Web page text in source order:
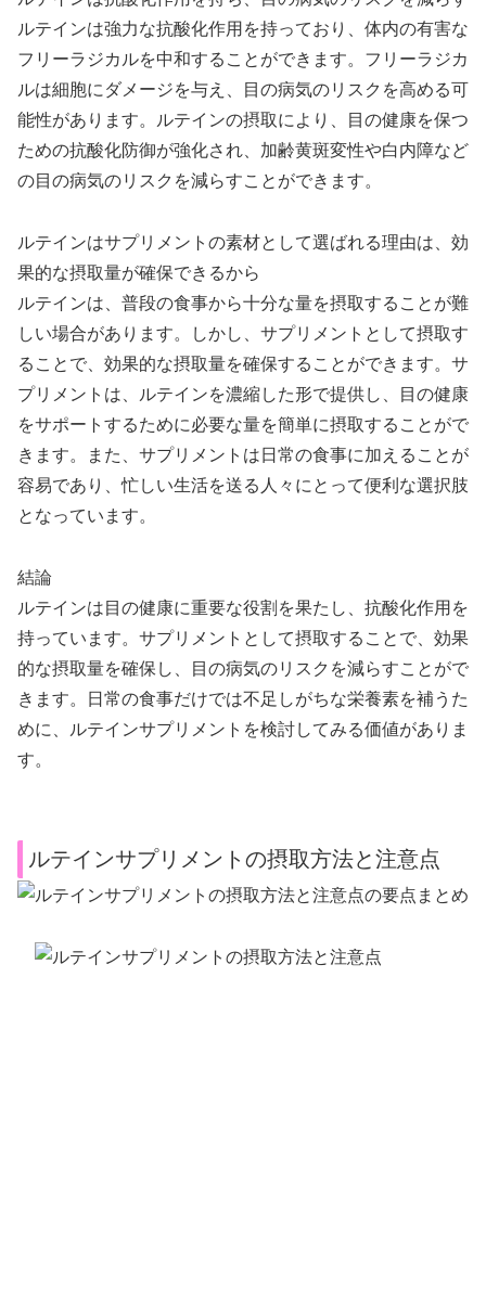
ルテインは強力な抗酸化作用を持っており、体内の有害な
フリーラジカルを中和することができます。フリーラジカ
ルは細胞にダメージを与え、目の病気のリスクを高める可
能性があります。ルテインの摂取により、目の健康を保つ
ための抗酸化防御が強化され、加齢黄斑変性や白内障など
の目の病気のリスクを減らすことができます。
ルテインはサプリメントの素材として選ばれる理由は、効
果的な摂取量が確保できるから
ルテインは、普段の食事から十分な量を摂取することが難
しい場合があります。しかし、サプリメントとして摂取す
ることで、効果的な摂取量を確保することができます。サ
プリメントは、ルテインを濃縮した形で提供し、目の健康
をサポートするために必要な量を簡単に摂取することがで
きます。また、サプリメントは日常の食事に加えることが
容易であり、忙しい生活を送る人々にとって便利な選択肢
となっています。
結論
ルテインは目の健康に重要な役割を果たし、抗酸化作用を
持っています。サプリメントとして摂取することで、効果
的な摂取量を確保し、目の病気のリスクを減らすことがで
きます。日常の食事だけでは不足しがちな栄養素を補うた
めに、ルテインサプリメントを検討してみる価値がありま
す。
ルテインサプリメントの摂取方法と注意点